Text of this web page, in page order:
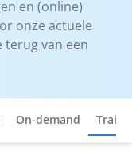
en (online)
onze actuele
terug van een
On-demand